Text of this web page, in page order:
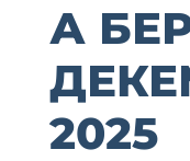
А
2025